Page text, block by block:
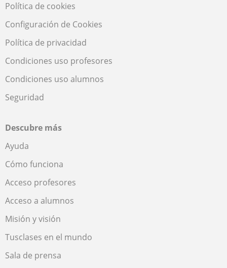
Política de cookies
Configuración de Cookies
Política de privacidad
Condiciones uso profesores
Condiciones uso alumnos
Seguridad
Descubre más
Ayuda
Cómo funciona
Acceso profesores
Acceso a alumnos
Misión y visión
Tusclases en el mundo
Sala de prensa